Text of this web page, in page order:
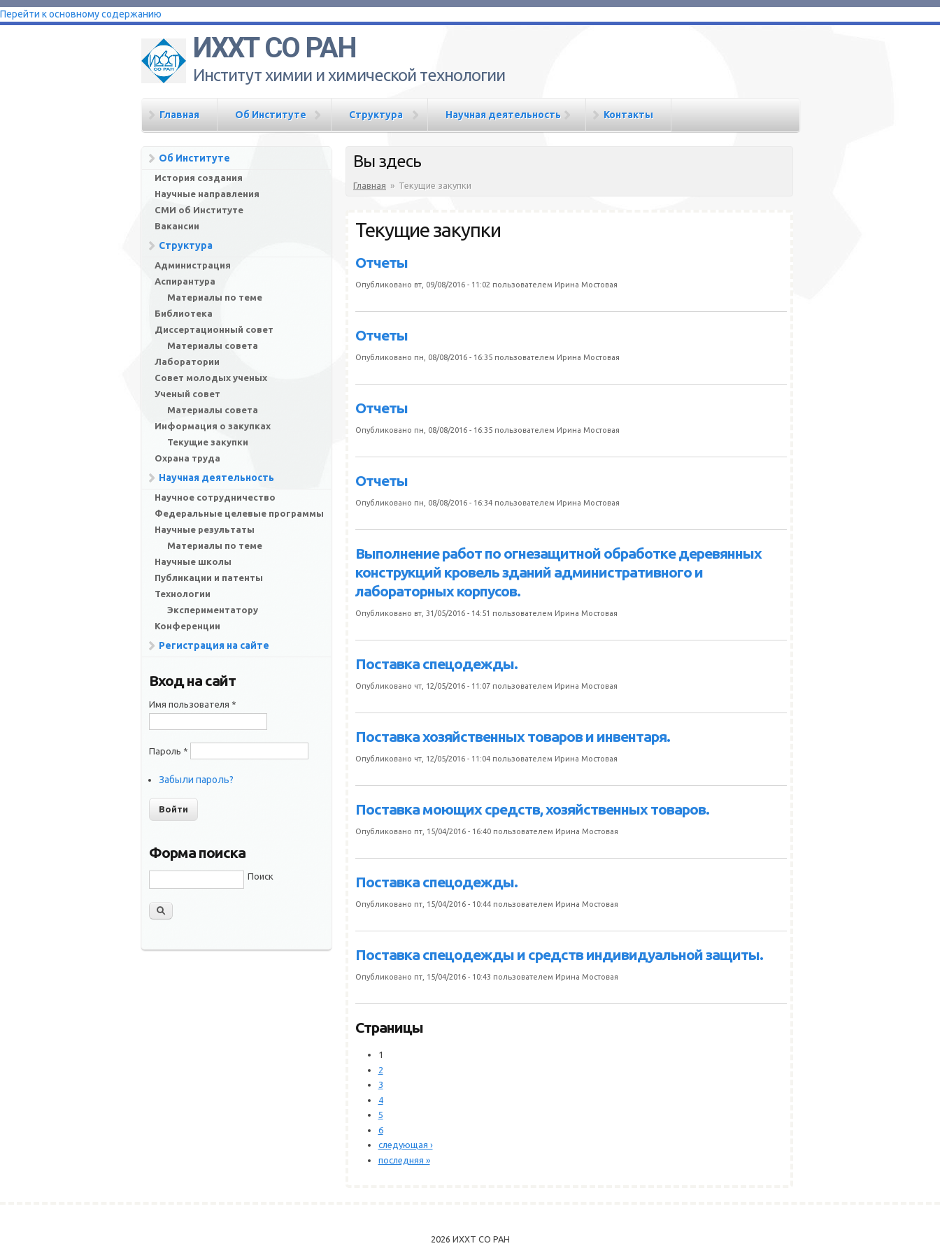
Перейти к основному содержанию
ИХХТ СО РАН
Институт химии и химической технологии
Главная Об Институте Структура Научная деятельность Контакты
Об Институте
История создания
Научные направления
СМИ об Институте
Вакансии
Структура
Администрация
Аспирантура
Материалы по теме
Библиотека
Диссертационный совет
Материалы совета
Лаборатории
Совет молодых ученых
Ученый совет
Материалы совета
Информация о закупках
Текущие закупки
Охрана труда
Научная деятельность
Научное сотрудничество
Федеральные целевые программы
Научные результаты
Материалы по теме
Научные школы
Публикации и патенты
Технологии
Экспериментатору
Конференции
Регистрация на сайте
Вход на сайт
Имя пользователя *
Пароль *
Забыли пароль?
Форма поиска
Поиск
Вы здесь
Главная » Текущие закупки
Текущие закупки
Отчеты
Опубликовано вт, 09/08/2016 - 11:02 пользователем Ирина Мостовая
Отчеты
Опубликовано пн, 08/08/2016 - 16:35 пользователем Ирина Мостовая
Отчеты
Опубликовано пн, 08/08/2016 - 16:35 пользователем Ирина Мостовая
Отчеты
Опубликовано пн, 08/08/2016 - 16:34 пользователем Ирина Мостовая
Выполнение работ по огнезащитной обработке деревянных
конструкций кровель зданий административного и
лабораторных корпусов.
Опубликовано вт, 31/05/2016 - 14:51 пользователем Ирина Мостовая
Поставка спецодежды.
Опубликовано чт, 12/05/2016 - 11:07 пользователем Ирина Мостовая
Поставка хозяйственных товаров и инвентаря.
Опубликовано чт, 12/05/2016 - 11:04 пользователем Ирина Мостовая
Поставка моющих средств, хозяйственных товаров.
Опубликовано пт, 15/04/2016 - 16:40 пользователем Ирина Мостовая
Поставка спецодежды.
Опубликовано пт, 15/04/2016 - 10:44 пользователем Ирина Мостовая
Поставка спецодежды и средств индивидуальной защиты.
Опубликовано пт, 15/04/2016 - 10:43 пользователем Ирина Мостовая
Страницы
1
2
3
4
5
6
следующая ›
последняя »
2026 ИХХТ СО РАН